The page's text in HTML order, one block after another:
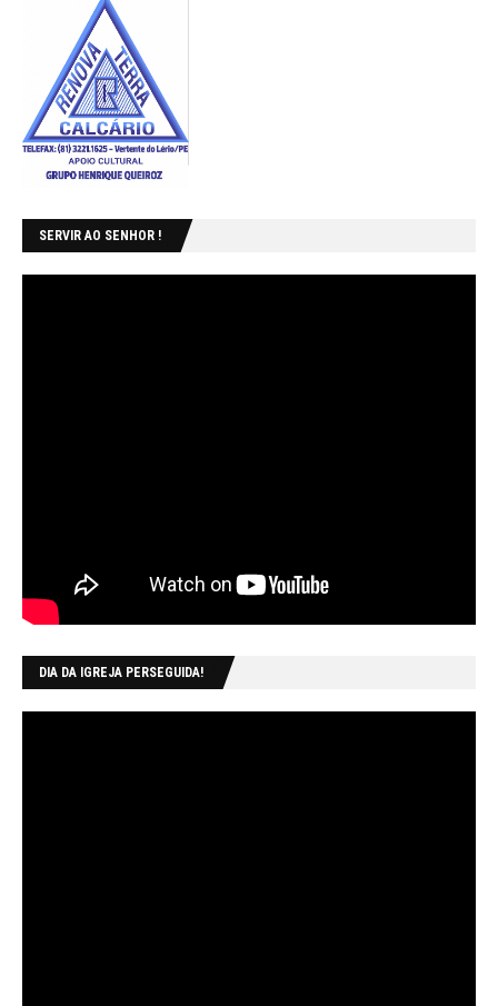
SERVIR AO SENHOR !
DIA DA IGREJA PERSEGUIDA!